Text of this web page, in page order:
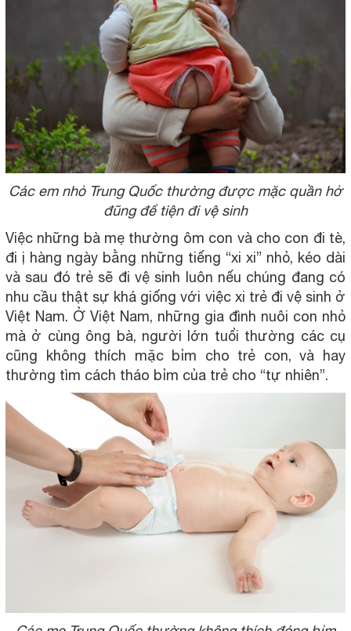
Các em nhỏ Trung Quốc thường được mặc quần hở
đũng để tiện đi vệ sinh
Việc những bà mẹ thường ôm con và cho con đi tè,
đi ị hàng ngày bằng những tiếng “xi xi” nhỏ, kéo dài
và sau đó trẻ sẽ đi vệ sinh luôn nếu chúng đang có
nhu cầu thật sự khá giống với việc xi trẻ đi vệ sinh ở
Việt Nam. Ở Việt Nam, những gia đình nuôi con nhỏ
mà ở cùng ông bà, người lớn tuổi thường các cụ
cũng không thích mặc bỉm cho trẻ con, và hay
thường tìm cách tháo bỉm của trẻ cho “tự nhiên”.